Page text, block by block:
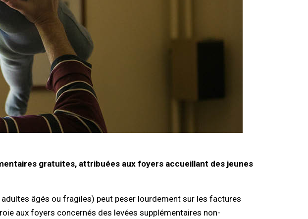
gratuites, attribuées aux foyers accueillant des jeunes
âgés ou fragiles) peut peser lourdement sur les factures
aux foyers concernés des levées supplémentaires non-